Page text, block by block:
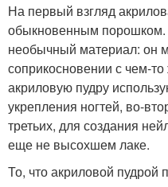
На первый взгляд
обыкновенным порошком.
необычный материал: он
соприкосновении с чем-
акриловую пудру
укрепления ногтей, во-
третьих, для создания
еще не высохшем лаке.
То, что акриловой пудрой